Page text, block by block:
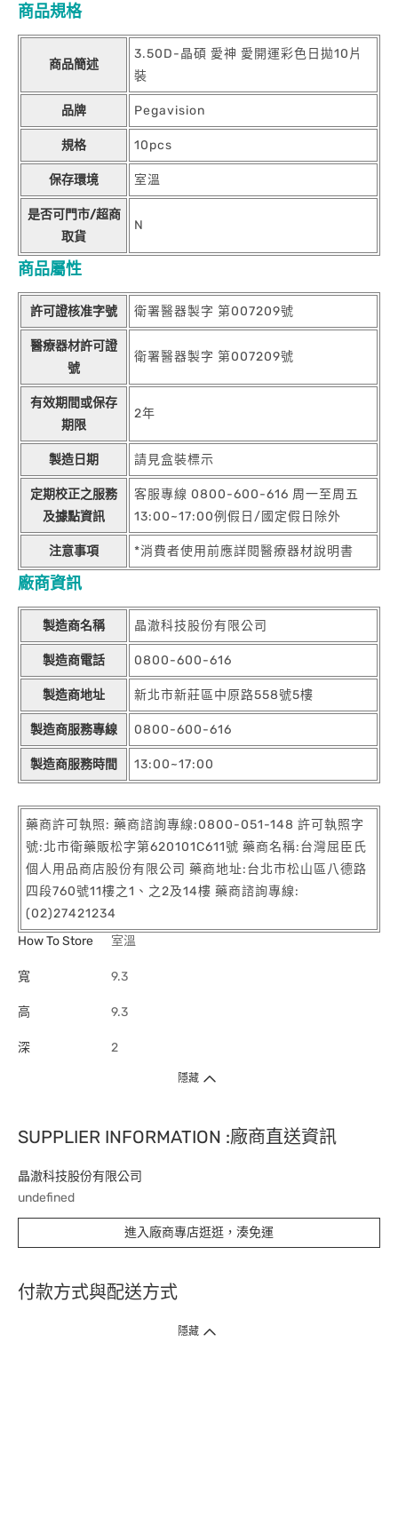
商品規格
商品簡述
3.50D-晶碩 愛神 愛開運彩色日拋10片
裝
品牌 Pegavision
規格 10pcs
保存環境 室溫
是否可門市/超商
取貨
N
商品屬性
許可證核准字號 衛署醫器製字 第007209號
醫療器材許可證
號
衛署醫器製字 第007209號
有效期間或保存
期限
2年
製造日期 請見盒裝標示
定期校正之服務
及據點資訊
客服專線 0800-600-616 周一至周五
13:00~17:00例假日/國定假日除外
注意事項 *消費者使用前應詳閱醫療器材說明書
廠商資訊
製造商名稱 晶澈科技股份有限公司
製造商電話 0800-600-616
製造商地址 新北市新莊區中原路558號5樓
製造商服務專線 0800-600-616
製造商服務時間 13:00~17:00
藥商許可執照: 藥商諮詢專線:0800-051-148 許可執照字
號:北市衛藥販松字第620101C611號 藥商名稱:台灣屈臣氏
個人用品商店股份有限公司 藥商地址:台北市松山區八德路
四段760號11樓之1、之2及14樓 藥商諮詢專線:
(02)27421234
How To Store
室溫
寬 9.3
高 9.3
深 2
隱藏
SUPPLIER INFORMATION :廠商直送資訊
晶澈科技股份有限公司
undefined
進入廠商專店逛逛，湊免運
付款方式與配送方式
隱藏